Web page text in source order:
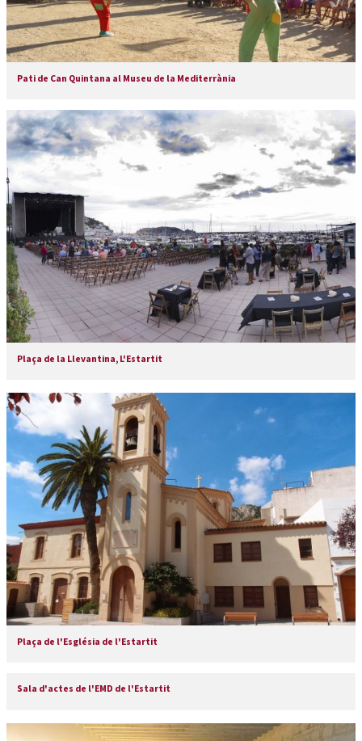
Pati de Can Quintana al Museu de la Mediterrània
Plaça de la Llevantina, L'Estartit
Plaça de l'Església de l'Estartit
Sala d'actes de l'EMD de l'Estartit